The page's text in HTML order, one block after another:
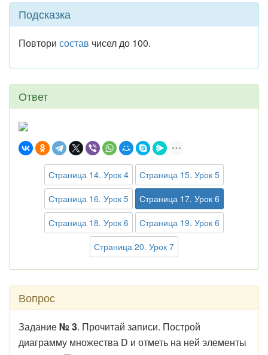
Подсказка
Повтори состав чисел до 100.
Ответ
Страница 14. Урок 4
Страница 15. Урок 5
Страница 16. Урок 5
Страница 17. Урок 6
Страница 18. Урок 6
Страница 19. Урок 6
Страница 20. Урок 7
Вопрос
Задание№ 3. Прочитай записи. Построй
диаграмму множества D и отметь на ней элементы